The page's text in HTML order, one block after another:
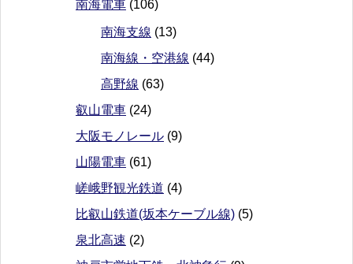
南海電車 (106)
南海支線 (13)
南海線・空港線 (44)
高野線 (63)
叡山電車 (24)
大阪モノレール (9)
山陽電車 (61)
嵯峨野観光鉄道 (4)
比叡山鉄道(坂本ケーブル線) (5)
泉北高速 (2)